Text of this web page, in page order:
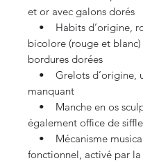
et or avec galons dorés
• Habits d’origine,
bicolore (rouge et blanc)
bordures dorées
• Grelots d’origine,
manquant
• Manche en os
également office de
• Mécanisme
fonctionnel, activé par